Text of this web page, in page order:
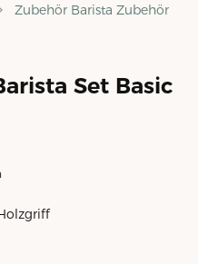
Zubehör Barista Zubehör
Set Basic